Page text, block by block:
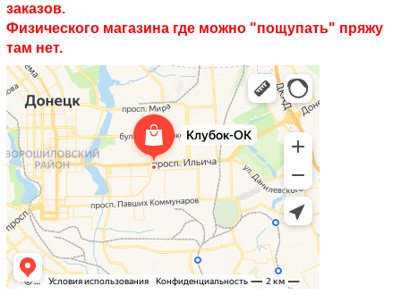
заказов.
Физического магазина где можно "пощупать" пряжу
там нет.